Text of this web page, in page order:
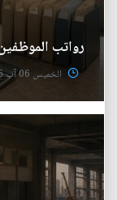
رواتب
الخميس 06 آب 2026